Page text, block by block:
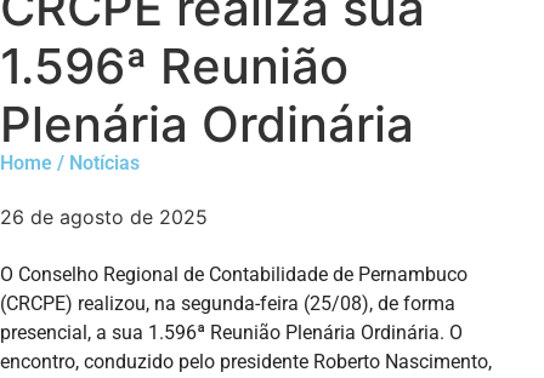
1.596ª Reunião
Plenária Ordinária
Home / Notícias
26 de agosto de 2025
O Conselho Regional de Contabilidade de Pernambuco
(CRCPE) realizou, na segunda-feira (25/08), de forma
presencial, a sua 1.596ª Reunião Plenária Ordinária. O
encontro, conduzido pelo presidente Roberto Nascimento,